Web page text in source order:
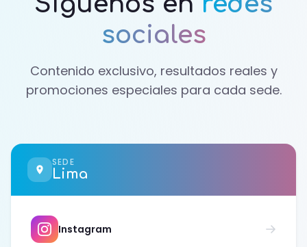
sociales
Contenido exclusivo, resultados reales y
promociones especiales para cada sede.
SEDE
Lima
Instagram